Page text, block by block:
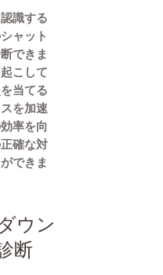
識する
ャット
できま
こして
当てる
を加速
率を向
確な対
できま
ウン
断